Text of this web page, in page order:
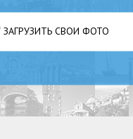
ЗАГРУЗИТЬ СВОИ ФОТО